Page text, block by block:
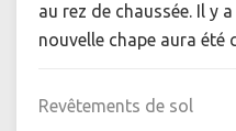
au rez de chaussée. Il y
nouvelle chape aura été
Revêtements de sol